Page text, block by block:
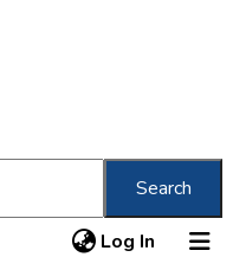
Search
Log In (current)